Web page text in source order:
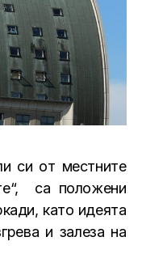
си от местните
са положени
като идеята
и залеза на